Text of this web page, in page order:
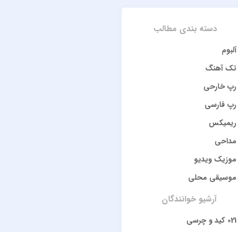
دسته بندی مطالب
آلبوم
تک آهنگ
رپ خارحی
رپ فارسی
ریمیکس
مداحی
موزیک ویدیو
موسیقی محلی
آرشیو خوانندگان
021 کید و چرسی